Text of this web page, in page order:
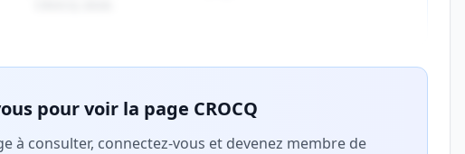
pour voir la page CROCQ
à consulter, connectez-vous et devenez membre de